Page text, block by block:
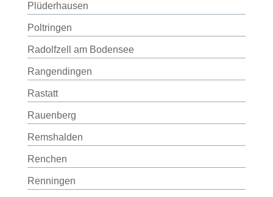
Plüderhausen
Poltringen
Radolfzell am Bodensee
Rangendingen
Rastatt
Rauenberg
Remshalden
Renchen
Renningen